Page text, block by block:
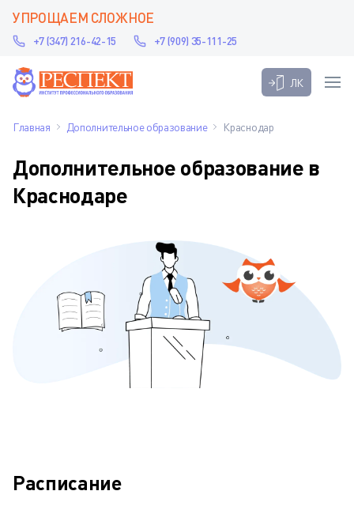
УПРОЩАЕМ СЛОЖНОЕ
+7 (347) 216-42-15 +7 (909) 35-111-25
ЛК
Главная Дополнительное образование Краснодар
Дополнительное образование в
Краснодаре
Расписание